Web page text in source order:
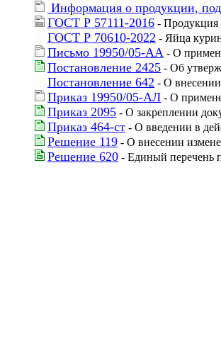
Информация о продукции,
ГОСТ Р 57111-2016 - Продукция
ГОСТ Р 70610-2022 - Яйца
Письмо 19950/05-АА - О
Постановление 2425 - Об
Постановление 642 - О
Приказ 19950/05-АЛ - О
Приказ 2095 - О закреплении
Приказ 464-ст - О введении в
Решение 119 - О внесении
Решение 620 - Единый перечень